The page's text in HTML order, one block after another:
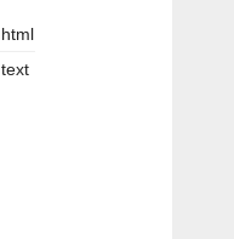
html
text